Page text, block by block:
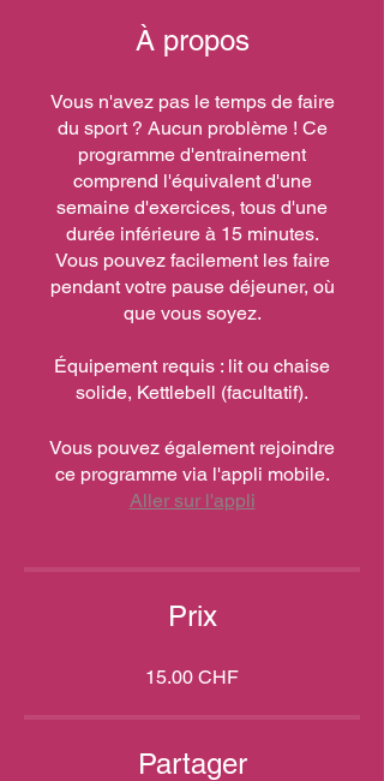
À propos
Vous n'avez pas le temps de faire
du sport ? Aucun problème ! Ce
programme d'entrainement
comprend l'équivalent d'une
semaine d'exercices, tous d'une
durée inférieure à 15 minutes.
Vous pouvez facilement les faire
pendant votre pause déjeuner, où
que vous soyez.
Équipement requis : lit ou chaise
solide, Kettlebell (facultatif).
Vous pouvez également rejoindre
ce programme via l'appli mobile.
Aller sur l'appli
Prix
15.00 CHF
Partager